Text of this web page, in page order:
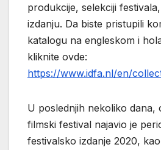
produkcije, selekciji
izdanju. Da biste pristupili
katalogu na engleskom i
kliknite ovde:
https://www.idfa.nl/en/
U poslednjih nekoliko dana,
filmski festival najavio je
festivalsko izdanje 2020,